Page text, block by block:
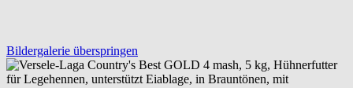
Bildergalerie überspringen